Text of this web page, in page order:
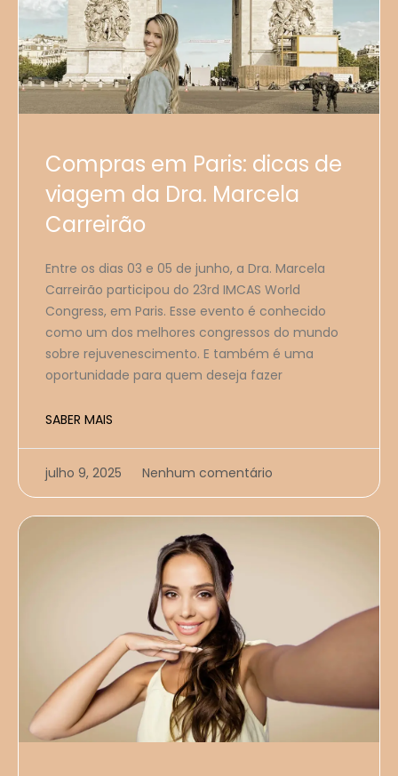
Compras em Paris: dicas de
viagem da Dra. Marcela
Carreirão
Entre os dias 03 e 05 de junho, a Dra. Marcela
Carreirão participou do 23rd IMCAS World
Congress, em Paris. Esse evento é conhecido
como um dos melhores congressos do mundo
sobre rejuvenescimento. E também é uma
oportunidade para quem deseja fazer
SABER MAIS
julho 9, 2025 Nenhum comentário